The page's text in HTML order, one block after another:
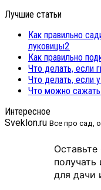
Лучшие статьи
Как правильно
луковицы2
Как правильно
Что делать, если
Что делать, если
Что можно
Интересное
Sveklon.ru Все про сад,
для дачи